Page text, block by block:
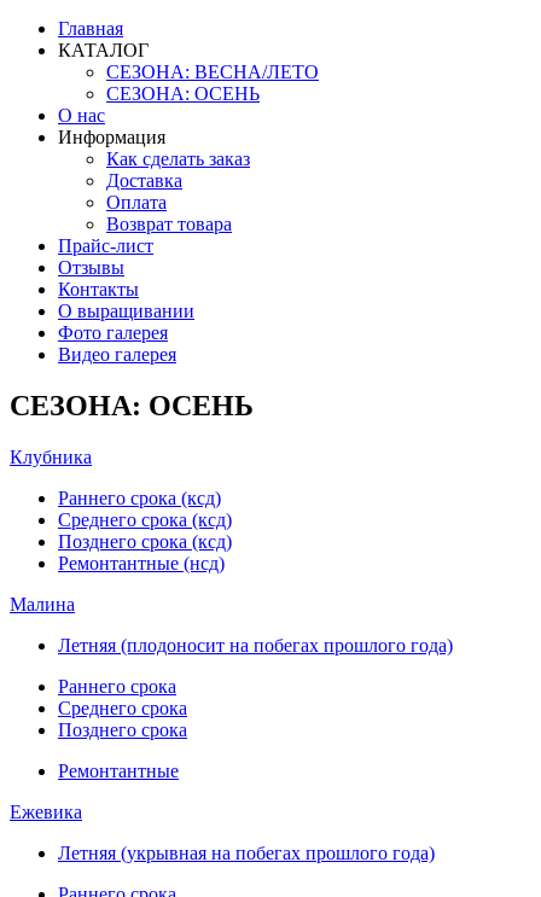
Главная
КАТАЛОГ
СЕЗОНА: ВЕСНА/ЛЕТО
СЕЗОНА: ОСЕНЬ
О нас
Информация
Как сделать заказ
Доставка
Оплата
Возврат товара
Прайс-лист
Отзывы
Контакты
О выращивании
Фото галерея
Видео галерея
СЕЗОНА: ОСЕНЬ
Клубника
Раннего срока (ксд)
Среднего срока (ксд)
Позднего срока (ксд)
Ремонтантные (нсд)
Малина
Летняя (плодоносит на побегах прошлого года)
Раннего срока
Среднего срока
Позднего срока
Ремонтантные
Ежевика
Летняя (укрывная на побегах прошлого года)